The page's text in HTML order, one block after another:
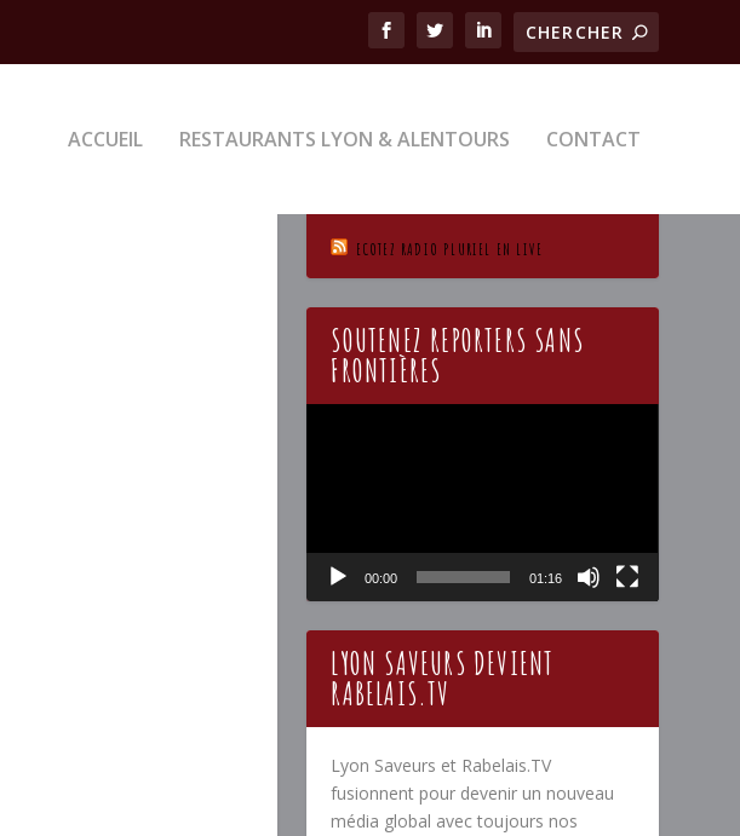
ACCUEIL RESTAURANTS LYON & ALENTOURS CONTACT
ECOTEZ RADIO PLURIEL EN LIVE
SOUTENEZ REPORTERS SANS
FRONTIÈRES
00:00 01:16
LYON SAVEURS DEVIENT
RABELAIS.TV
Lyon Saveurs et Rabelais.TV
fusionnent pour devenir un nouveau
média global avec toujours nos